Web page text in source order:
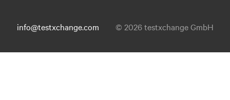
info@testxchange.com © 2026 testxchange GmbH